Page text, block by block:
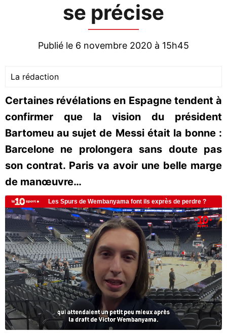
se précise
Publié le 6 novembre 2020 à 15h45
La rédaction
Certaines révélations en Espagne tendent à
confirmer que la vision du président
Bartomeu au sujet de Messi était la bonne :
Barcelone ne prolongera sans doute pas
son contrat. Paris va avoir une belle marge
de manœuvre…